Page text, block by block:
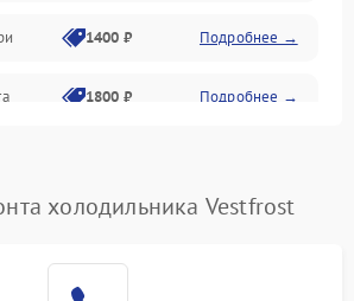
1400 ₽ Подробнее →
1800 ₽ Подробнее →
Frost 2600 ₽ Подробнее →
холодильника Vestfrost